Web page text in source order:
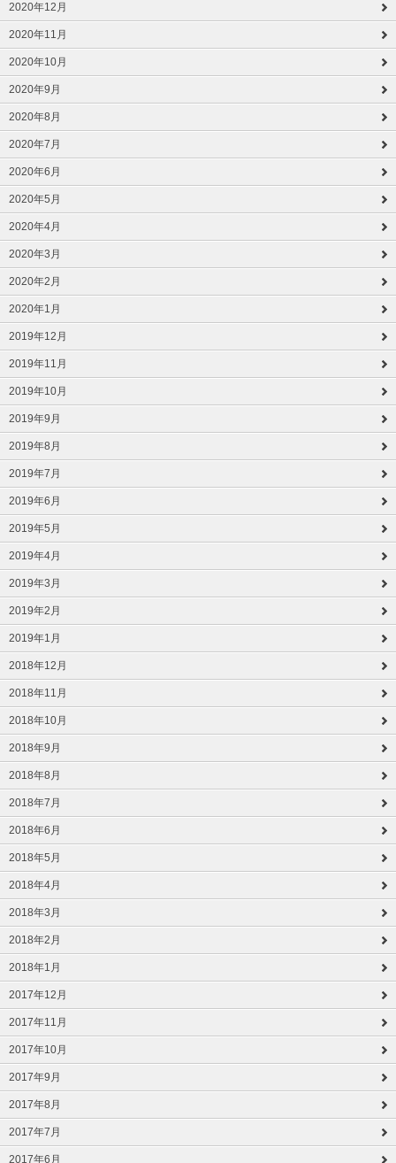
2020年12月
2020年11月
2020年10月
2020年9月
2020年8月
2020年7月
2020年6月
2020年5月
2020年4月
2020年3月
2020年2月
2020年1月
2019年12月
2019年11月
2019年10月
2019年9月
2019年8月
2019年7月
2019年6月
2019年5月
2019年4月
2019年3月
2019年2月
2019年1月
2018年12月
2018年11月
2018年10月
2018年9月
2018年8月
2018年7月
2018年6月
2018年5月
2018年4月
2018年3月
2018年2月
2018年1月
2017年12月
2017年11月
2017年10月
2017年9月
2017年8月
2017年7月
2017年6月